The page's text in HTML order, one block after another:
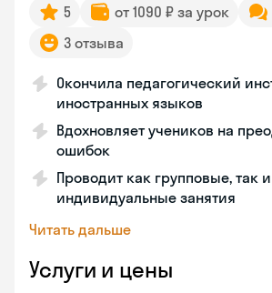
5 от 1090 ₽ за урок
3 отзыва
Окончила педагогический
иностранных языков
Вдохновляет учеников на
ошибок
Проводит как групповые, так и
индивидуальные занятия
Читать дальше
Услуги и цены